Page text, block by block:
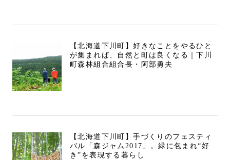
【北海道下川町】好きなことをやるひと
が集まれば、自然と町は良くなる｜下川
町森林組合組合長・阿部勇夫
【北海道下川町】手づくりのフェスティ
バル「森ジャム2017」。緑に包まれ“好
き”を表現する暮らし